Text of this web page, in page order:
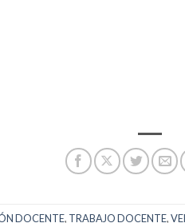
DOCENTE, TRABAJO DOCENTE,